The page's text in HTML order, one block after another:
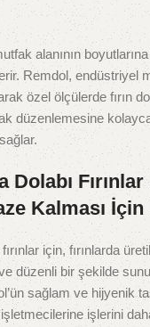
alanının
Remdol, endüstriyel
özel ölçülerde fırın
düzenlemesine
Dolabı
Kalması
için, fırınlarda
düzenli bir şekilde
sağlam ve hijyenik
işletmecilerine işlerini